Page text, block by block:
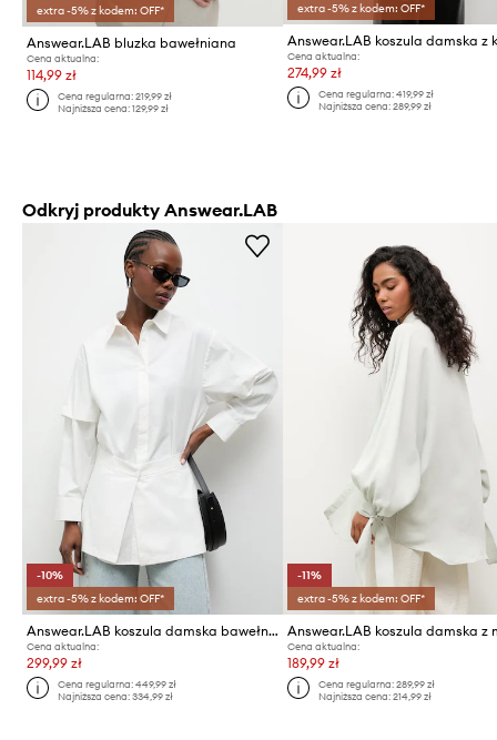
extra -5% z kodem: OFF*
Answear.LAB bluzka bawełniana
Cena aktualna:
114,99 zł
Cena regularna:219,99 zł
Najniższa cena:129,99 zł
extra -5% z kodem: OFF*
Cena aktualna:
274,99 zł
Cena regularna: 419,99 zł
Najniższa cena: 289,99 zł
Odkryj produkty Answear.LAB
-10%
extra -5% z kodem: OFF*
Answear.LAB koszula damska bawełniana
Cena aktualna:
299,99 zł
Cena regularna:449,99 zł
Najniższa cena:334,99 zł
-11%
extra -5% z kodem: OFF*
Cena aktualna:
189,99 zł
Cena regularna: 289,99 zł
Najniższa cena: 214,99 zł